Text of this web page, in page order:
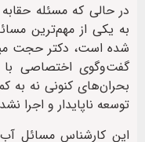
در حالی که مسئله
به یکی از مهم‌ترین
شده است، دکتر حجت
گفت‌وگوی اختصاصی با
بحران‌های کنونی نه به
توسعه ناپایدار و اجرا
این کارشناس مسائل